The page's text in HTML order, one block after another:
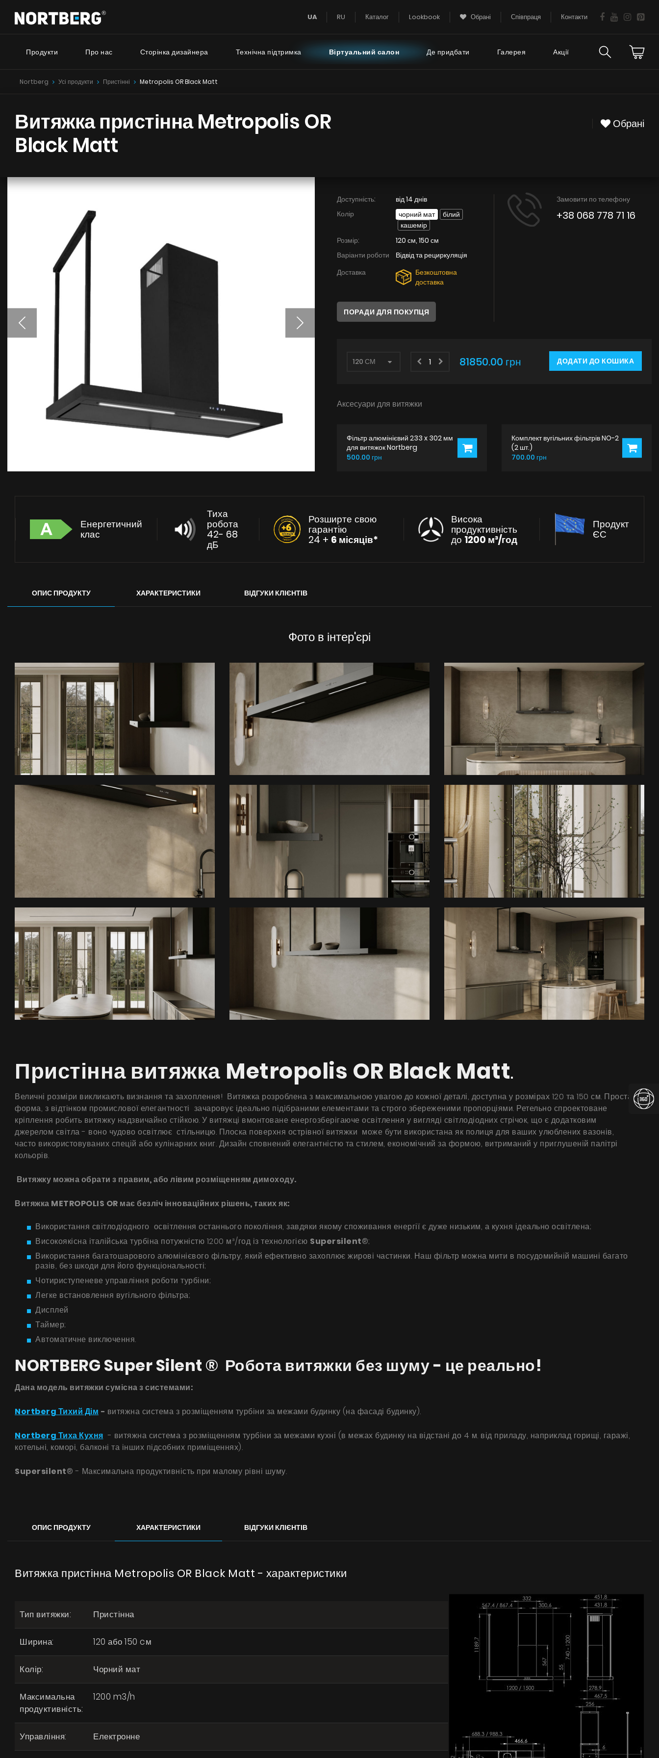
Про нас
Віртуальний салон
Галерея
Акції
Співпраця
UA RU Каталог Lookbook Обрані Співпраця Контакти
Продукти
Новинки
Витяжки Пристінні
Витяжки Вбудовані
Витяжки Рустикальні
Витяжки Стельові
Витяжки Декоративні
Витяжки Повновбудовані
Витяжки Інтегровані
Взірці кольорів
Серія Super Silent
Nortberg Тихий Дім
Витяжки з турбіною на даху
Витяжки з турбіною за межами
кухнної кімнати
Про нас Сторінка дизайнера Технічна підтримка
Порадник
БАЧИТИ ВСЕ
Інструкції FAQ - часті питання
БАЧИТИ ВСЕ
Технічна підтримка
Інструкції
Віртуальний салон Де придбати Галерея Акції
Nortberg Усі продукти Пристінні Metropolis OR Black Matt
Витяжка пристінна Metropolis OR
Black Matt
Обрані
Доступність:
від 14 днів
Колір
чорний мат
білий
кашемір
Розмір:
120 см, 150 см
Варіанти роботи
Відвід та рециркуляція
Доставка
Безкоштовна
доставка
ПОРАДИ ДЛЯ ПОКУПЦЯ
Замовити по телефону
+38 068 778 71 16
81850.00 грн ДОДАТИ ДО КОШИКА
Аксесуари для витяжки
Фільтр алюмінієвий 233 x 302 мм
для витяжок Nortberg
500.00 грн
Комплект вугільних фільтрів NO-2
(2 шт.)
700.00 грн
Енергетичний
клас
Тиха
робота
42- 68
дБ
Розширте свою
гарантію
24 + 6 місяців*
Висока
продуктивність
до 1200 м³/год
Продукт
ЄС
ОПИС ПРОДУКТУ ХАРАКТЕРИСТИКИ ВІДГУКИ КЛІЄНТІВ
Фото в інтер'єрі
Пристінна витяжка Metropolis OR Black Matt.
Величні розміри викликають визнання та захоплення! Витяжка розроблена з максимальною увагою до кожної деталі, доступна у розмірах 120 та 150 см. Проста
форма, з відтінком промислової елегантності зачаровує ідеально підібраними елементами та строго збереженими пропорціями. Ретельно спроектоване
кріплення робить витяжку надзвичайно стійкою. У витяжці вмонтоване енергозберігаюче освітлення у вигляді світлодіодних стрічок, що є додатковим
джерелом світла - воно чудово освітлює стільницю. Плоска поверхня острівної витяжки може бути використана як полиця для ваших улюблених вазонів,
часто використовуваних спецій або кулінарних книг. Дизайн сповнений елегантністю та стилем, економічний за формою, витриманий у приглушеній палітрі
кольорів.
Витяжку можна обрати з правим, або лівим розміщенням димоходу.
Витяжка METROPOLIS OR має безліч інноваційних рішень, таких як:
Використання світлодіодного освітлення останнього покоління, завдяки якому споживання енергії є дуже низьким, а кухня ідеально освітлена;
Високоякісна італійська турбіна потужністю 1200 м³/год із технологією Supersilent®;
Використання багатошарового алюмінієвого фільтру, який ефективно захоплює жирові частинки. Наш фільтр можна мити в посудомийній машині багато
разів, без шкоди для його функціональності;
Чотириступеневе управління роботи турбіни;
Легке встановлення вугільного фільтра;
Дисплей
Таймер;
Автоматичне виключення.
NORTBERG Super Silent ® Робота витяжки без шуму - це реально!
Дана модель витяжки сумісна з системами:
Nortberg Тихий Дім - витяжна система з розміщенням турбіни за межами будинку (на фасаді будинку).
Nortberg Тиха Кухня - витяжна система з розміщенням турбіни за межами кухні (в межах будинку на відстані до 4 м. від приладу, наприклад горищі, гаражі,
котельні, коморі, балконі та інших підсобних приміщеннях).
Supersilent® - Максимальна продуктивність при малому рівні шуму.
ОПИС ПРОДУКТУ ХАРАКТЕРИСТИКИ ВІДГУКИ КЛІЄНТІВ
Витяжка пристінна Metropolis OR Black Matt - характеристики
Тип витяжки: Пристінна
Ширина: 120 або 150 cм
Колір: Чорний мат
Максимальна
продуктивність:
1200 m3/h
Управління: Електронне